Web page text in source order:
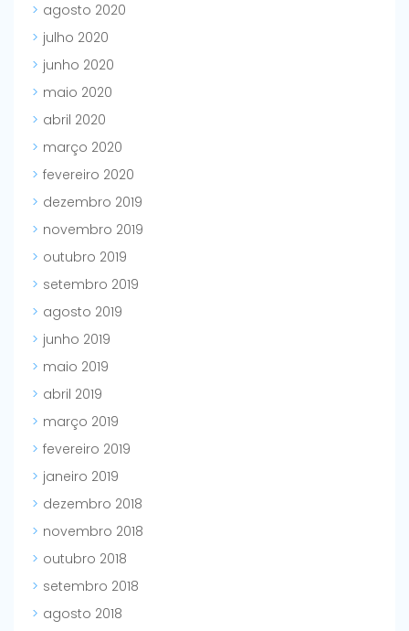
agosto 2020
julho 2020
junho 2020
maio 2020
abril 2020
março 2020
fevereiro 2020
dezembro 2019
novembro 2019
outubro 2019
setembro 2019
agosto 2019
junho 2019
maio 2019
abril 2019
março 2019
fevereiro 2019
janeiro 2019
dezembro 2018
novembro 2018
outubro 2018
setembro 2018
agosto 2018